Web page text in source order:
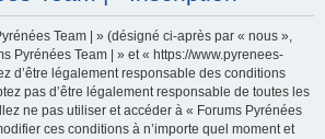
h
Team | » (désigné ci-après par « nous »,
Pyrénées Team | » et « https://www.pyrenees-
d’être légalement responsable des conditions
pas d’être légalement responsable de toutes les
ne pas utiliser et accéder à « Forums Pyrénées
ces conditions à n’importe quel moment et